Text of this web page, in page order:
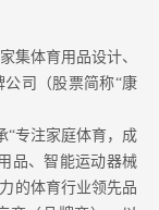
集体育用品设计、
司（股票简称“康
“专注家庭体育，成
品、智能运动器械
的体育行业领先品